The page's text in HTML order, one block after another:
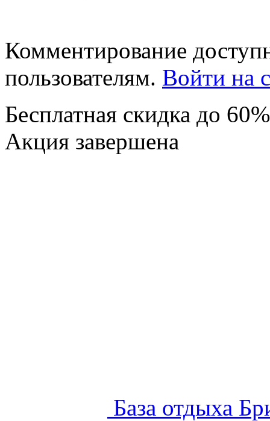
Комментирование
пользователям. Войти на
Бесплатная скидка до 60%
Акция завершена
База отдыха